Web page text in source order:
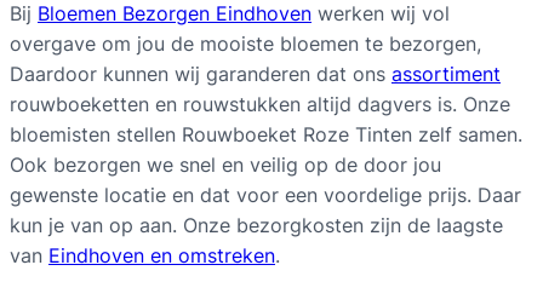
n
q
u
a
n
t
i
t
y
Bij Bloemen Bezorgen Eindhoven werken wij vol
overgave om jou de mooiste bloemen te bezorgen,
Daardoor kunnen wij garanderen dat ons assortiment
rouwboeketten en rouwstukken altijd dagvers is. Onze
bloemisten stellen Rouwboeket Roze Tinten zelf samen.
Ook bezorgen we snel en veilig op de door jou
gewenste locatie en dat voor een voordelige prijs. Daar
kun je van op aan. Onze bezorgkosten zijn de laagste
van Eindhoven en omstreken.